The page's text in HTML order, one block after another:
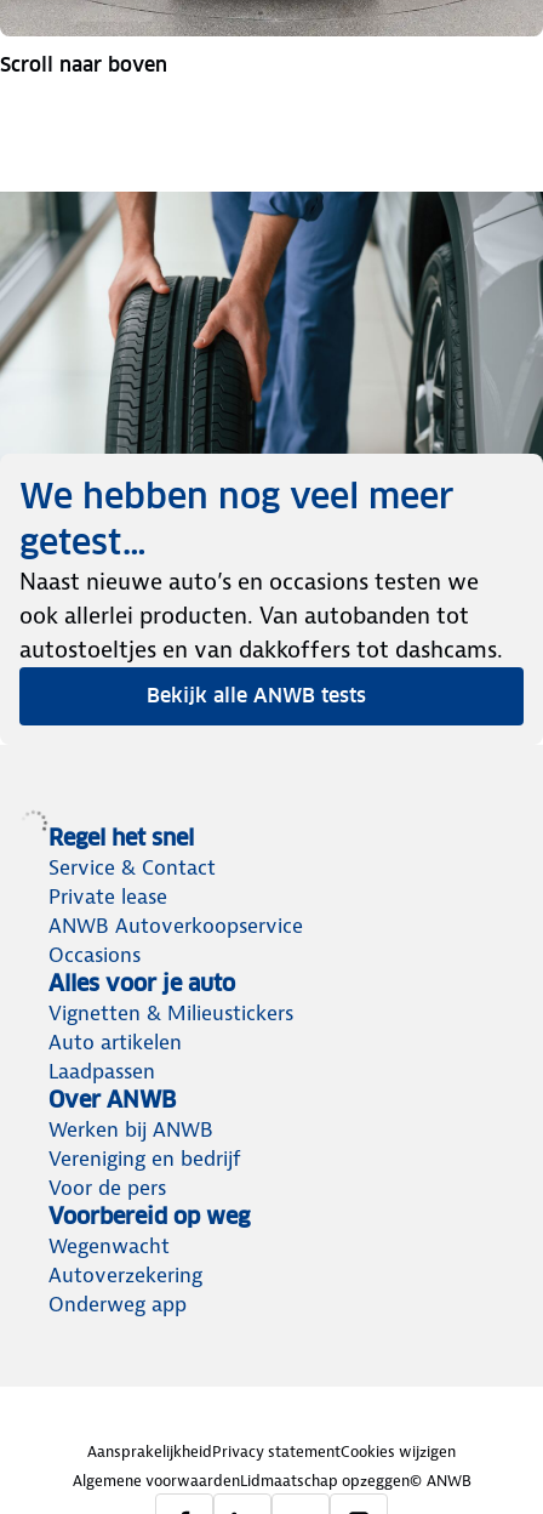
Scroll naar boven
We hebben nog veel meer
getest…
Naast nieuwe auto’s en occasions testen we
ook allerlei producten. Van autobanden tot
autostoeltjes en van dakkoffers tot dashcams.
Bekijk alle ANWB tests
Regel het snel
Service & Contact
Private lease
ANWB Autoverkoopservice
Occasions
Alles voor je auto
Vignetten & Milieustickers
Auto artikelen
Laadpassen
Over ANWB
Werken bij ANWB
Vereniging en bedrijf
Voor de pers
Voorbereid op weg
Wegenwacht
Autoverzekering
Onderweg app
AansprakelijkheidPrivacy statementCookies wijzigen
Algemene voorwaardenLidmaatschap opzeggen© ANWB